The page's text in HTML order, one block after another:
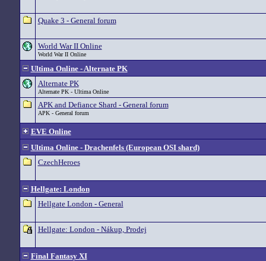
Quake 3 - General forum
World War II Online
World War II Online
Ultima Online - Alternate PK
Alternate PK
Alternate PK - Ultima Online
APK and Defiance Shard - General forum
APK - General forum
EVE Online
Ultima Online - Drachenfels (European OSI shard)
CzechHeroes
Hellgate: London
Hellgate London - General
Hellgate: London - Nákup, Prodej
Final Fantasy XI